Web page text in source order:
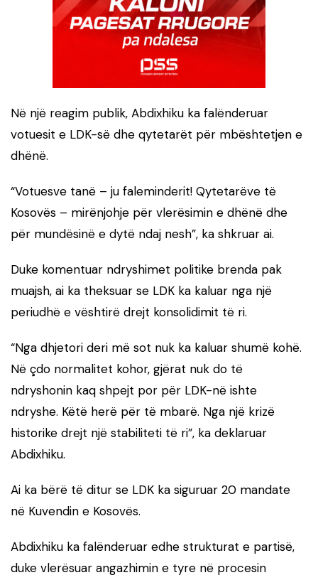
Në një reagim publik, Abdixhiku ka falënderuar
votuesit e LDK-së dhe qytetarët për mbështetjen e
dhënë.
“Votuesve tanë – ju faleminderit! Qytetarëve të
Kosovës – mirënjohje për vlerësimin e dhënë dhe
për mundësinë e dytë ndaj nesh”, ka shkruar ai.
Duke komentuar ndryshimet politike brenda pak
muajsh, ai ka theksuar se LDK ka kaluar nga një
periudhë e vështirë drejt konsolidimit të ri.
“Nga dhjetori deri më sot nuk ka kaluar shumë kohë.
Në çdo normalitet kohor, gjërat nuk do të
ndryshonin kaq shpejt por për LDK-në ishte
ndryshe. Këtë herë për të mbarë. Nga një krizë
historike drejt një stabiliteti të ri”, ka deklaruar
Abdixhiku.
Ai ka bërë të ditur se LDK ka siguruar 20 mandate
në Kuvendin e Kosovës.
Abdixhiku ka falënderuar edhe strukturat e partisë,
duke vlerësuar angazhimin e tyre në procesin